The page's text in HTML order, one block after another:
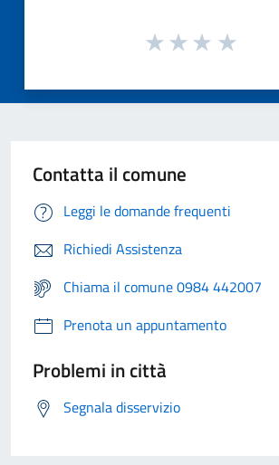
Contatta il comune
Leggi le domande frequenti
Richiedi Assistenza
Chiama il comune 0984 442007
Prenota un appuntamento
Problemi in città
Segnala disservizio